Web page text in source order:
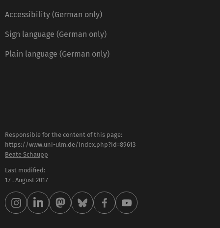
Accessibility (German only)
Sign language (German only)
Plain language (German only)
Responsible for the content of this page:
https://www.uni-ulm.de/index.php?id=89613
Beate Schaupp
Last modified:
17 . August 2017